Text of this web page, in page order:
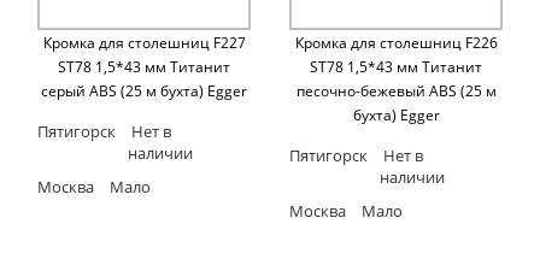
Кромка для столешниц F227
ST78 1,5*43 мм Титанит
серый ABS (25 м бухта) Egger
Пятигорск
Нет в
наличии
Москва
Мало
Кромка для столешниц F226
ST78 1,5*43 мм Титанит
песочно-бежевый ABS (25 м
бухта) Egger
Пятигорск
Нет в
наличии
Москва
Мало